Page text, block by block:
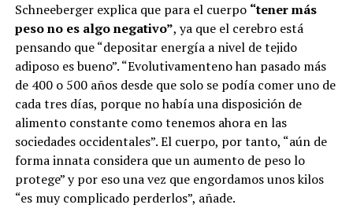
Schneeberger explica que para el cuerpo “tener más
peso no es algo negativo”, ya que el cerebro está
pensando que “depositar energía a nivel de tejido
adiposo es bueno”. “Evolutivamenteno han pasado más
de 400 o 500 años desde que solo se podía comer uno de
cada tres días, porque no había una disposición de
alimento constante como tenemos ahora en las
sociedades occidentales”. El cuerpo, por tanto, “aún de
forma innata considera que un aumento de peso lo
protege” y por eso una vez que engordamos unos kilos
“es muy complicado perderlos”, añade.